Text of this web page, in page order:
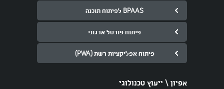
BPAAS לפיתוח תוכנה
פיתוח פורטל ארגוני
פיתוח אפליקציות רשת (PWA)
אפיון \ ייעוץ טכנולוגי